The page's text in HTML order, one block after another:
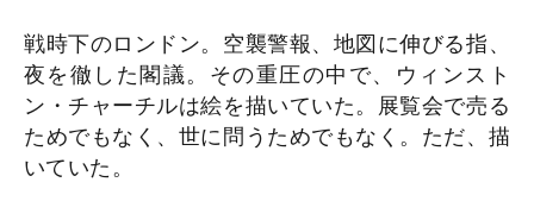
戦時下のロンドン。空襲警報、地図に伸びる指、
夜を徹した閣議。その重圧の中で、ウィンスト
ン・チャーチルは絵を描いていた。展覧会で売る
ためでもなく、世に問うためでもなく。ただ、描
いていた。